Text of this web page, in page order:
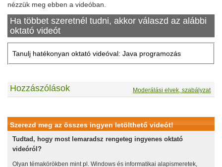
nézzük meg ebben a videóban.
Ha többet szeretnél tudni, akkor válaszd az alábbi
oktató videót
Tanulj hatékonyan oktató videóval: Java programozás
Hozzászólások Moderálási elvek, szabályzat
Szerezd meg az összes ingyen letölthető videót!
Tudtad, hogy most lemaradsz rengeteg ingyenes oktató
videóról?
Olyan témakörökben mint pl. Windows és informatikai alapismeretek,